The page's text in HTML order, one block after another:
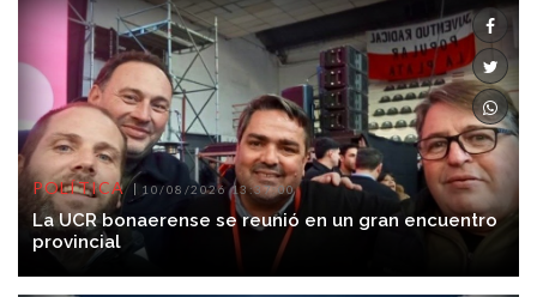
POLÍTICA 10/08/2026 13:37:00
La UCR bonaerense se reunió en un gran encuentro
provincial